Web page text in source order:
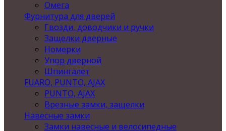
Омега
Фурнитура для дверей
Гвозди, доводчики и ручки
Защелки дверные
Номерки
Упор дверной
Шпингалет
FUARO, PUNTO, AJAX
PUNTO, AJAX
Врезные замки, защелки
Навесные замки
Замки навесные и велосипедные